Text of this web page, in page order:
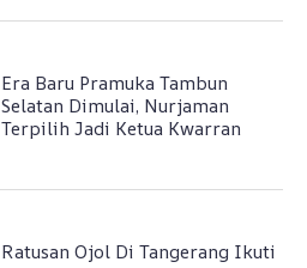
Era Baru Pramuka Tambun
Selatan Dimulai, Nurjaman
Terpilih Jadi Ketua Kwarran
Ratusan Ojol Di Tangerang Ikuti